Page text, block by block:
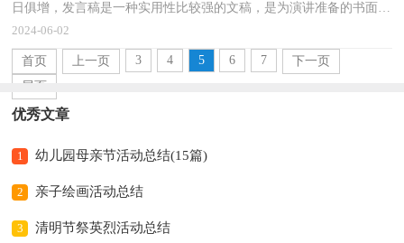
日俱增，发言稿是一种实用性比较强的文稿，是为演讲准备的书面材
料。你知道发言稿怎样才能写的好吗？下面是小编收集...
2024-06-02
首页 上一页 3 4 5 6 7
下一页
尾页
优秀文章
1 幼儿园母亲节活动总结(15篇)
2 亲子绘画活动总结
3 清明节祭英烈活动总结